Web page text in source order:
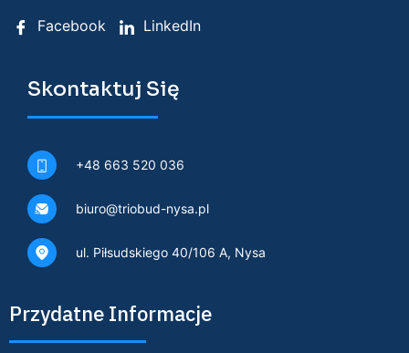
Facebook LinkedIn
Skontaktuj Się
+48 663 520 036
biuro@triobud-nysa.pl
ul. Piłsudskiego 40/106 A, Nysa
Przydatne Informacje